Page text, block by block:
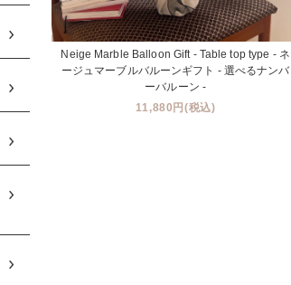
Neige Marble Balloon Gift - Table top type - ネ
ージュマーブルバルーンギフト - 選べるナンバ
ーバルーン -
11,880円(税込)